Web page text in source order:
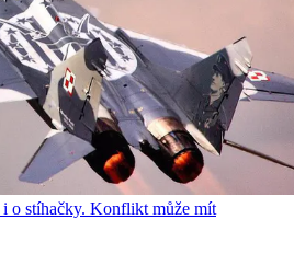
o stíhačky. Konflikt může mít